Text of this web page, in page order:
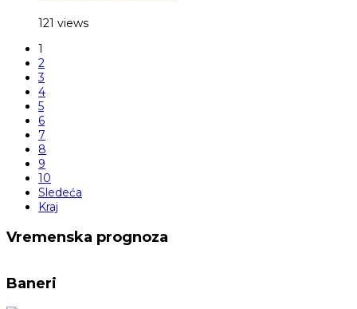
121 views
1
2
3
4
5
6
7
8
9
10
Sledeća
Kraj
Vremenska prognoza
Baneri